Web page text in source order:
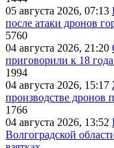
05 августа 2026, 07:13
после атаки дронов
5760
04 августа 2026, 21:20
приговорили к 18
1994
04 августа 2026, 15:17
производстве дронов
1766
04 августа 2026, 13:52
Волгоградской